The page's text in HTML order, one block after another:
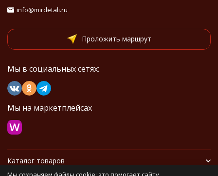
info@mirdetali.ru
Проложить маршрут
Мы в социальных сетях:
Мы на маркетплейсах
Каталог товаров